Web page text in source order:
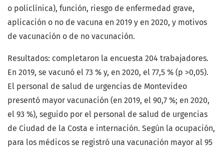
o policlínica), función, riesgo de enfermedad grave,
aplicación o no de vacuna en 2019 y en 2020, y motivos
de vacunación o de no vacunación.
Resultados: completaron la encuesta 204 trabajadores.
En 2019, se vacunó el 73 % y, en 2020, el 77,5 % (p >0,05).
El personal de salud de urgencias de Montevideo
presentó mayor vacunación (en 2019, el 90,7 %; en 2020,
el 93 %), seguido por el personal de salud de urgencias
de Ciudad de la Costa e internación. Según la ocupación,
para los médicos se registró una vacunación mayor al 95